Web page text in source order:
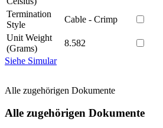
Termination
Style
Cable - Crimp
Unit Weight
(Grams)
8.582
Siehe Simular
Alle zugehörigen Dokumente
Alle zugehörigen Dokumente